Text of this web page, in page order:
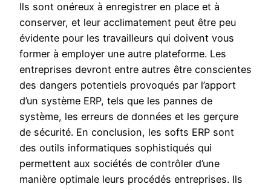
Ils sont onéreux à enregistrer en place et à
conserver, et leur acclimatement peut être peu
évidente pour les travailleurs qui doivent vous
former à employer une autre plateforme. Les
entreprises devront entre autres être conscientes
des dangers potentiels provoqués par l’apport
d’un système ERP, tels que les pannes de
système, les erreurs de données et les gerçure
de sécurité. En conclusion, les softs ERP sont
des outils informatiques sophistiqués qui
permettent aux sociétés de contrôler d’une
manière optimale leurs procédés entreprises. Ils